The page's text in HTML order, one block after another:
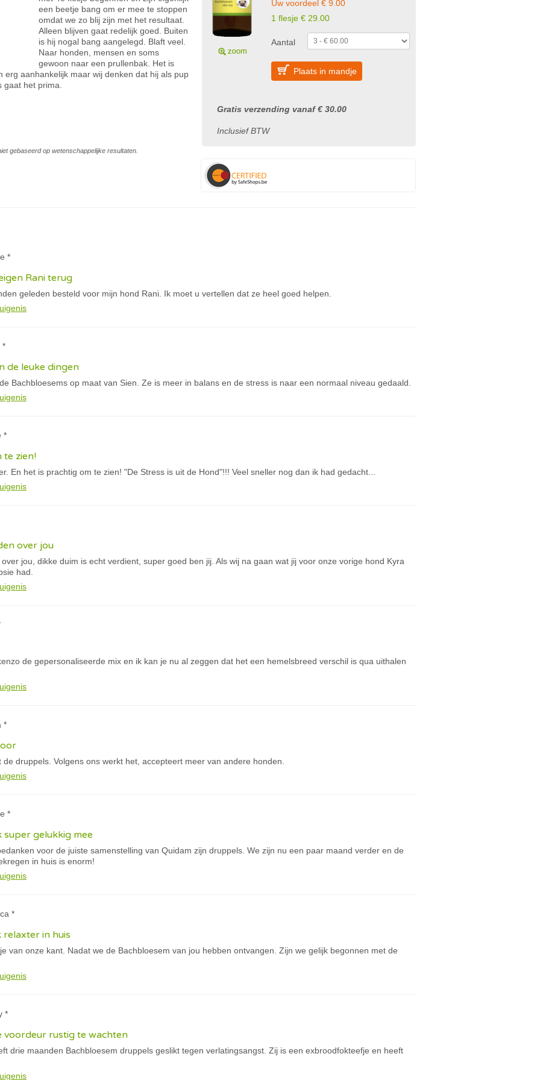
een beetje bang om er mee te stoppen
omdat we zo blij zijn met het resultaat.
Alleen blijven gaat redelijk goed. Buiten
is hij nogal bang aangelegd. Blaft veel.
Naar honden, mensen en soms
gewoon naar een prullenbak. Het is
aanhankelijk maar wij denken dat hij als pup
het prima.
gebaseerd op wetenschappelijke resultaten.
Uw voordeel € 9.00
1 flesje € 29.00
Aantal
Plaats in mandje
Gratis verzending vanaf € 30.00
Inclusief BTW
*
Rani terug
geleden besteld voor mijn hond Rani. Ik moet u vertellen dat ze heel goed helpen.
*
de leuke dingen
Bachbloesems op maat van Sien. Ze is meer in balans en de stress is naar een normaal niveau gedaald.
*
te zien!
En het is prachtig om te zien! "De Stress is uit de Hond"!!! Veel sneller nog dan ik had gedacht...
over jou
jou, dikke duim is echt verdient, super goed ben jij. Als wij na gaan wat jij voor onze vorige hond Kyra
had.
de gepersonaliseerde mix en ik kan je nu al zeggen dat het een hemelsbreed verschil is qua uithalen
*
druppels. Volgens ons werkt het, accepteert meer van andere honden.
*
super gelukkig mee
voor de juiste samenstelling van Quidam zijn druppels. We zijn nu een paar maand verder en de
in huis is enorm!
*
relaxter in huis
van onze kant. Nadat we de Bachbloesem van jou hebben ontvangen. Zijn we gelijk begonnen met de
*
voordeur rustig te wachten
drie maanden Bachbloesem druppels geslikt tegen verlatingsangst. Zij is een exbroodfokteefje en heeft